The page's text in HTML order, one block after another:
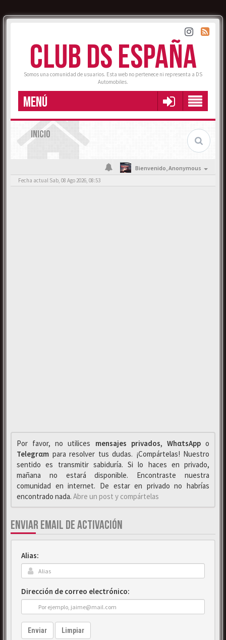
CLUB DS ESPAÑA
Somos una comunidad de usuarios. Esta web no pertenece ni representa a DS
Automobiles.
MENÚ
INICIO
Bienvenido,Anonymous
Fecha actual Sab, 08 Ago 2026, 08:53
Por favor, no utilices mensajes privados, WhαtsAppo
Telegrαm para resolver tus dudas. ¡Compártelas! Nuestro
sentido es transmitir sabiduría. Si lo haces en privado,
mañana no estará disponible. Encontraste nuestra
comunidad en internet. De estar en privado no habrías
encontrado nada. Abre un post y compártelas
ENVIAR EMAIL DE ACTIVACIÓN
Alias:
Dirección de correo electrónico:
Enviar Limpiar